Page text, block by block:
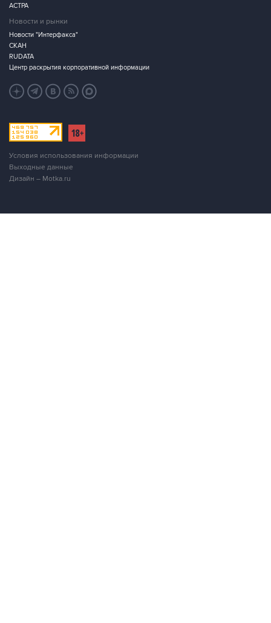
АСТРА
Новости и рынки
Новости "Интерфакса"
СКАН
RUDATA
Центр раскрытия корпоративной информации
Условия использования информации
Выходные данные
Дизайн – Motka.ru